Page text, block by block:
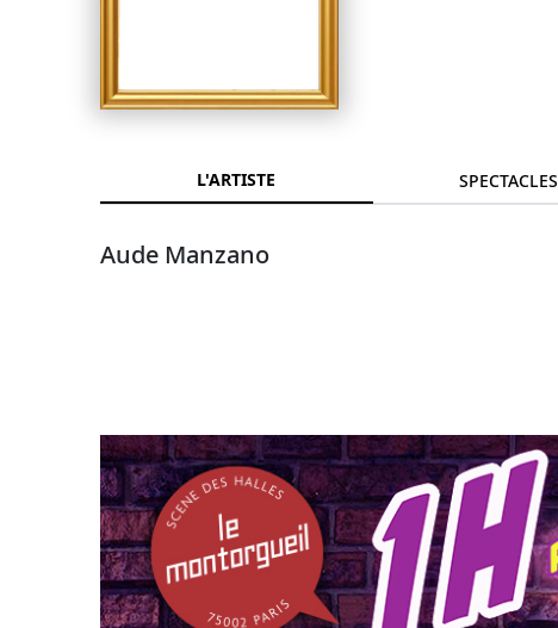
L'ARTISTE SPECTACLES
Aude Manzano